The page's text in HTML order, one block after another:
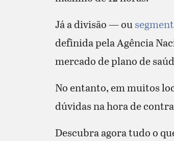
Já a divisão — ou
definida pela Agência
mercado de plano de
No entanto, em muitos
dúvidas na hora de
Descubra agora tudo o